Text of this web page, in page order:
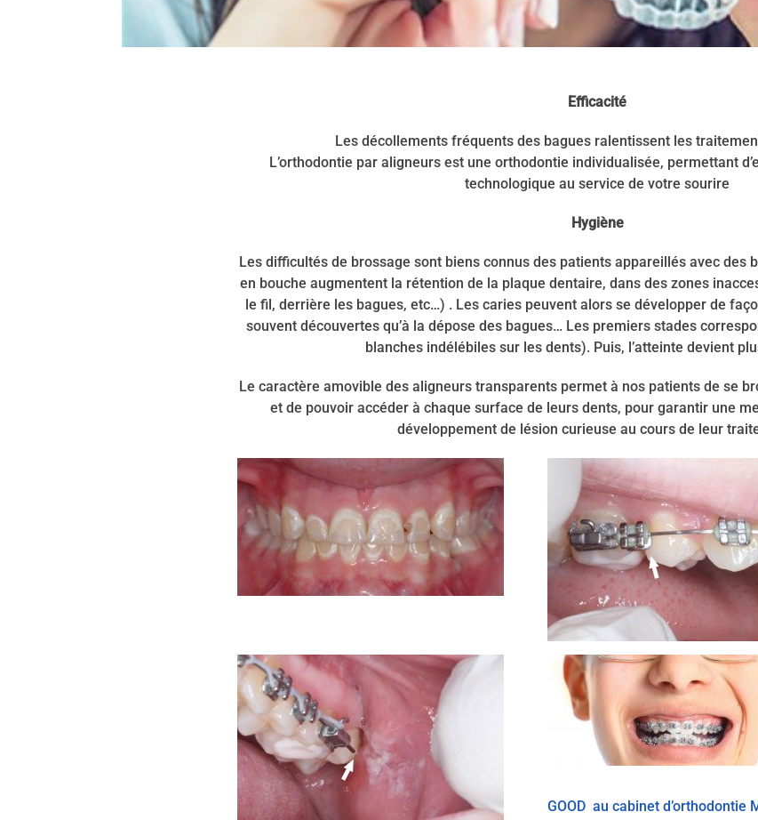
Efficacité
Les décollements fréquents des bagues ralentissent les
L’orthodontie par aligneurs est une orthodontie individualisée, permettant
technologique au service de votre sourire
Hygiène
Les difficultés de brossage sont biens connus des patients appareillés avec des
en bouche augmentent la rétention de la plaque dentaire, dans des zones
le fil, derrière les bagues, etc…) . Les caries peuvent alors se développer de
souvent découvertes qu’à la dépose des bagues… Les premiers stades
blanches indélébiles sur les dents). Puis, l’atteinte devient
Le caractère amovible des aligneurs transparents permet à nos patients de se
et de pouvoir accéder à chaque surface de leurs dents, pour garantir une
développement de lésion curieuse au cours de leur
GOOD au cabinet d’orthodontie